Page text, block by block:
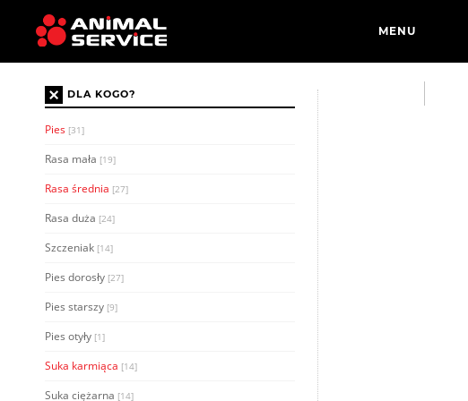
× DLA KOGO?
Pies [31]
Rasa mała [19]
Rasa średnia [27]
Rasa duża [24]
Szczeniak [14]
Pies dorosły [27]
Pies starszy [9]
Pies otyły [1]
Suka karmiąca [14]
Suka ciężarna [14]